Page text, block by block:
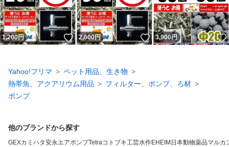
1,200円 いいね！
2,600円 いいね！
3,900円
Yahoo!フリマ
ペット用品、生き物
熱帯魚、アクアリウム用品
フィルター、ポンプ、ろ材
ポンプ
他のブランドから探す
GEXカミハタ安永エアポンプTetraコトブキ工芸水作EHEIM 日本動物薬品マルカ